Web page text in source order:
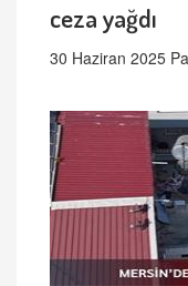
ceza yağdı
30 Haziran 2025